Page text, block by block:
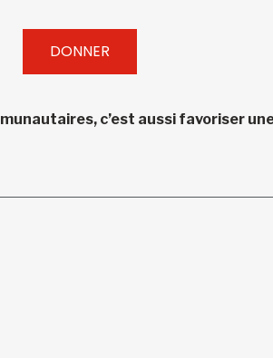
DONNER
c’est aussi favoriser